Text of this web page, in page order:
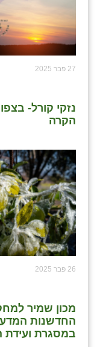
27 פבר 2025
נזקי קורל-
הקרה
26 פבר 2025
מכון שמיר
החדשנות
במסגרת ועידת